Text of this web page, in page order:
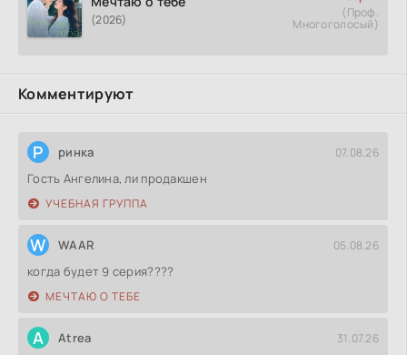
(2026)
(Проф.
Многоголосый)
Комментируют
Р ринка 07.08.26
Гость Ангелина, ли продакшен
УЧЕБНАЯ ГРУППА
W WAAR 05.08.26
когда будет 9 серия????
МЕЧТАЮ О ТЕБЕ
A Atrea 31.07.26